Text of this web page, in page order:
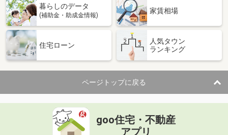
暮らしのデータ
(補助金・助成金情報)
家賃相場
住宅ローン
人気タウン
ランキング
ページトップに戻る
goo住宅・不動産
アプリ